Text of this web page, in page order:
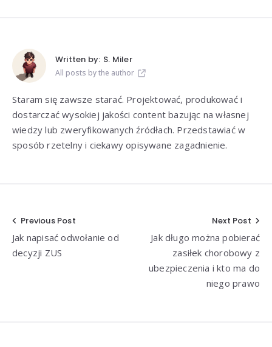
Written by: S. Miler
All posts by the author
Staram się zawsze starać. Projektować, produkować i
dostarczać wysokiej jakości content bazując na własnej
wiedzy lub zweryfikowanych źródłach. Przedstawiać w
sposób rzetelny i ciekawy opisywane zagadnienie.
Nawigacja
wpisu
Previous Post
Jak napisać odwołanie od
decyzji ZUS
Next Post
Jak długo można pobierać
zasiłek chorobowy z
ubezpieczenia i kto ma do
niego prawo